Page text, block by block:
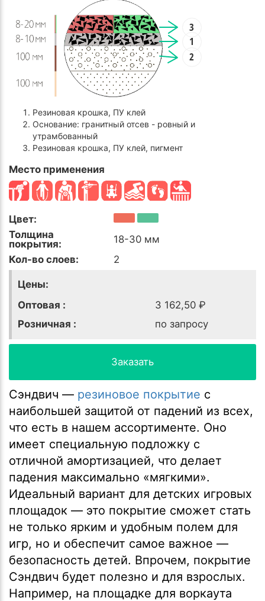
1
2
3
Резиновая крошка, ПУ клей
Основание: гранитный отсев - ровный и
утрамбованный
Резиновая крошка, ПУ клей, пигмент
Место применения
Цвет:
Толщина
покрытия:
18-30 мм
Кол-во слоев:
2
Цены:
Оптовая :
3 162,50 ₽
Розничная :
по запросу
Заказать
Сэндвич — резиновое покрытие с
наибольшей защитой от падений из всех,
что есть в нашем ассортименте. Оно
имеет специальную подложку с
отличной амортизацией, что делает
падения максимально «мягкими».
Идеальный вариант для детских игровых
площадок — это покрытие сможет стать
не только ярким и удобным полем для
игр, но и обеспечит самое важное —
безопасность детей. Впрочем, покрытие
Сэндвич будет полезно и для взрослых.
Например, на площадке для воркаута